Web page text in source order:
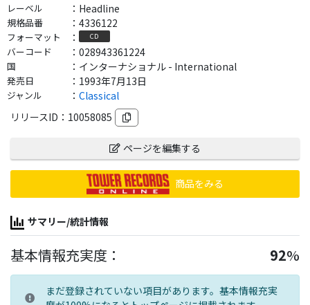
レーベル ： Headline
規格品番 ： 4336122
フォーマット ： CD
バーコード ： 028943361224
国 ： インターナショナル - International
発売日 ： 1993年7月13日
ジャンル ： Classical
リリースID： 10058085
ページを編集する
商品をみる
サマリー/統計情報
基本情報充実度： 92%
まだ登録されていない項目があります。基本情報充実